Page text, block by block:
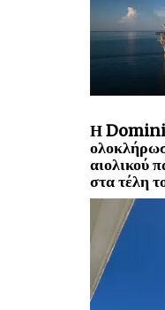
Η
αιολικού
στα τέλη